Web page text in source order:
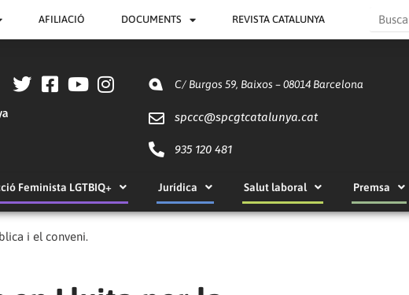
AFILIACIÓ DOCUMENTS REVISTA CATALUNYA Search
C/ Burgos 59, Baixos – 08014 Barcelona
spccc@spcgtcatalunya.cat
935 120 481
Feminista LGTBIQ+ Jurídica Salut laboral Premsa
i el conveni.